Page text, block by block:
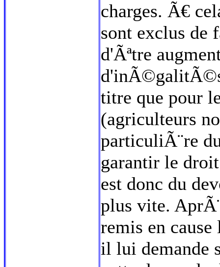
charges. Ã€
sont exclus de
d'Ãªtre
titre que pour
(agriculteurs
particuliÃ¨re
garantir le
est donc du
plus vite.
remis en
il lui demande